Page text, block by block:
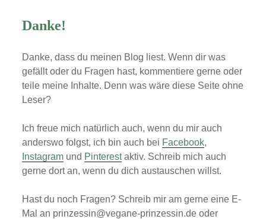
Danke!
Danke, dass du meinen Blog liest. Wenn dir was
gefällt oder du Fragen hast, kommentiere gerne oder
teile meine Inhalte. Denn was wäre diese Seite ohne
Leser?
Ich freue mich natürlich auch, wenn du mir auch
anderswo folgst, ich bin auch bei Facebook,
Instagram und Pinterestaktiv. Schreib mich auch
gerne dort an, wenn du dich austauschen willst.
Hast du noch Fragen? Schreib mir am gerne eine E-
Mal an prinzessin@vegane-prinzessin.de oder